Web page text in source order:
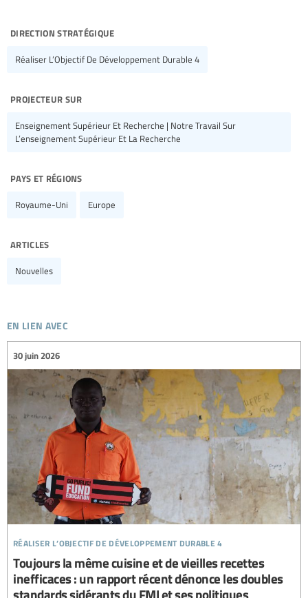
direction stratégique
Réaliser L’Objectif De Développement Durable 4
projecteur sur
Enseignement Supérieur Et Recherche | Notre Travail Sur
L’enseignement Supérieur Et La Recherche
pays et régions
Royaume-Uni Europe
articles
Nouvelles
en lien avec
réaliser l’objectif de développement durable 4
30 juin 2026
Toujours la même cuisine et de vieilles recettes
inefficaces : un rapport récent dénonce les doubles